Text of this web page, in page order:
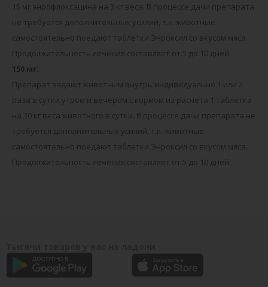
15 мг энрофлоксацина на 3 кг веса. В процессе дачи препарата
не требуется дополнительных усилий, т.к. животные
самостоятельно поедают таблетки Энроксил со вкусом мяса.
Продолжительность лечения составляет от 5 до 10 дней.
150 мг:
Препарат задают животным внутрь индивидуально 1 или 2
раза в сутки утром и вечером с кормом из расчета 1 таблетка
на 30 кг веса животного в сутки. В процессе дачи препарата не
требуется дополнительных усилий, т.к. животные
самостоятельно поедают таблетки Энроксил со вкусом мяса.
Продолжительность лечения составляет от 5 до 10 дней.